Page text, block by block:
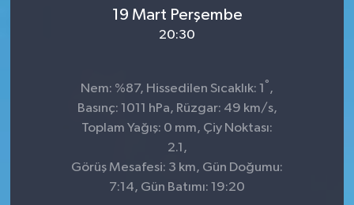
19 Mart Perşembe
20:30
Nem: %87, Hissedilen Sıcaklık: 1 ° ,
Basınç: 1011 hPa, Rüzgar: 49 km/s,
Toplam Yağış: 0 mm, Çiy Noktası:
2.1,
Görüş Mesafesi: 3 km, Gün Doğumu:
7:14, Gün Batımı: 19:20